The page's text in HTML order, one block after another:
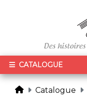
CATALOGUE
Catalogue